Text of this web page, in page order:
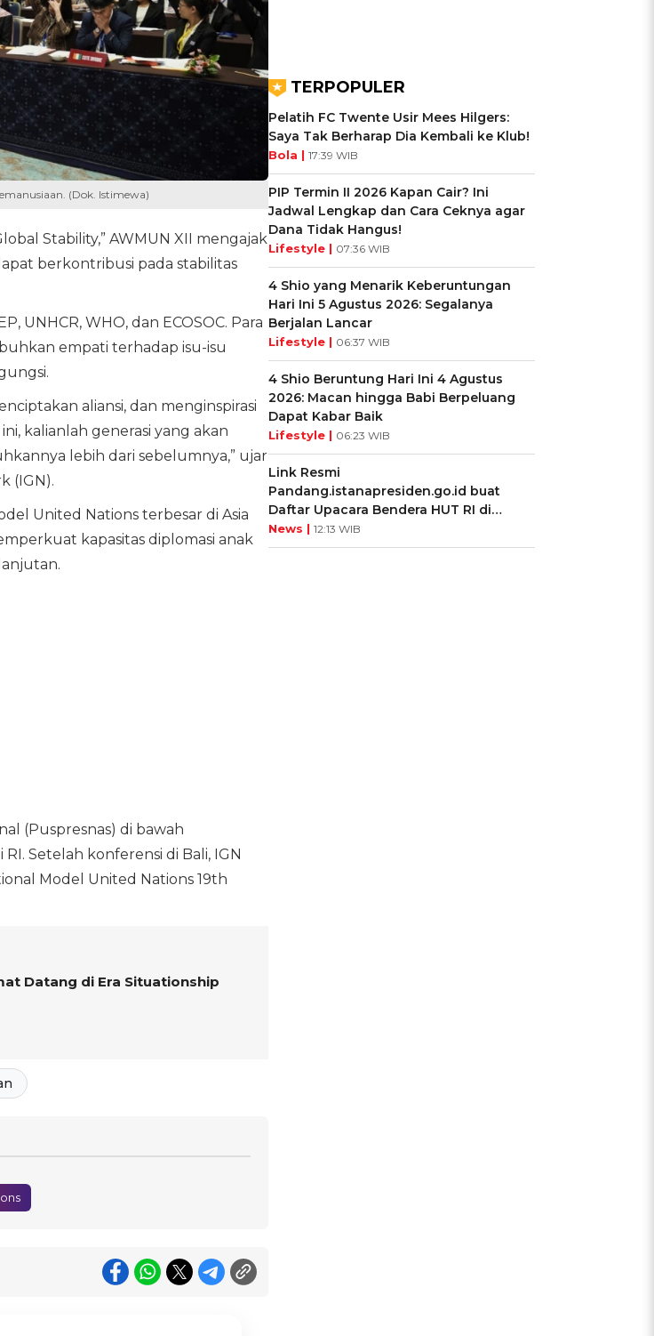
(Dok. Istimewa)
Stability,” AWMUN XII mengajak
berkontribusi pada stabilitas
UNHCR, WHO, dan ECOSOC. Para
empati terhadap isu-isu
aliansi, dan menginspirasi
kalianlah generasi yang akan
lebih dari sebelumnya,” ujar
(IGN).
United Nations terbesar di Asia
kapasitas diplomasi anak
(Puspresnas) di bawah
Setelah konferensi di Bali, IGN
Model United Nations 19th
Datang di Era Situationship
TERPOPULER
Pelatih FC Twente Usir Mees Hilgers:
Saya Tak Berharap Dia Kembali ke Klub!
Bola | 17:39 WIB
PIP Termin II 2026 Kapan Cair? Ini
Jadwal Lengkap dan Cara Ceknya agar
Dana Tidak Hangus!
Lifestyle | 07:36 WIB
4 Shio yang Menarik Keberuntungan
Hari Ini 5 Agustus 2026: Segalanya
Berjalan Lancar
Lifestyle | 06:37 WIB
4 Shio Beruntung Hari Ini 4 Agustus
2026: Macan hingga Babi Berpeluang
Dapat Kabar Baik
Lifestyle | 06:23 WIB
Link Resmi
Pandang.istanapresiden.go.id buat
Daftar Upacara Bendera HUT RI di
Istana Negara
News | 12:13 WIB